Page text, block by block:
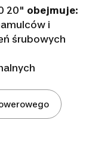
20" obejmuje:
i
śrubowych